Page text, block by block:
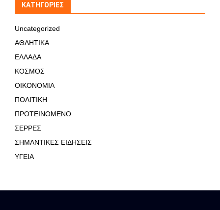
KΑΤΗΓΟΡΊΕΣ
Uncategorized
ΑΘΛΗΤΙΚΑ
ΕΛΛΑΔΑ
ΚΟΣΜΟΣ
ΟΙΚΟΝΟΜΙΑ
ΠΟΛΙΤΙΚΗ
ΠΡΟΤΕΙΝΟΜΕΝΟ
ΣΕΡΡΕΣ
ΣΗΜΑΝΤΙΚΕΣ ΕΙΔΗΣΕΙΣ
ΥΓΕΙΑ